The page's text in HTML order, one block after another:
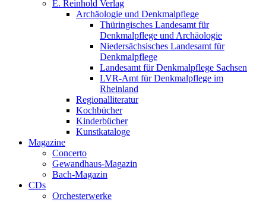
E. Reinhold Verlag
Archäologie und Denkmalpflege
Thüringisches Landesamt für
Denkmalpflege und Archäologie
Niedersächsisches Landesamt für
Denkmalpflege
Landesamt für Denkmalpflege Sachsen
LVR-Amt für Denkmalpflege im
Rheinland
Regionalliteratur
Kochbücher
Kinderbücher
Kunstkataloge
Magazine
Concerto
Gewandhaus-Magazin
Bach-Magazin
CDs
Orchesterwerke